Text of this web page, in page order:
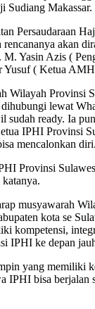
Sudiang Makassar.
Persaudaraan
akan
Yasin Azis (
Yusuf ( Ketua
Wilayah Provinsi
lewat
sudah ready. Ia
IPHI Provinsi
mencalonkan diri.
Provinsi
musyawarah
kota se
kompetensi,
IPHI ke depan
yang memiliki
IPHI bisa berjalan